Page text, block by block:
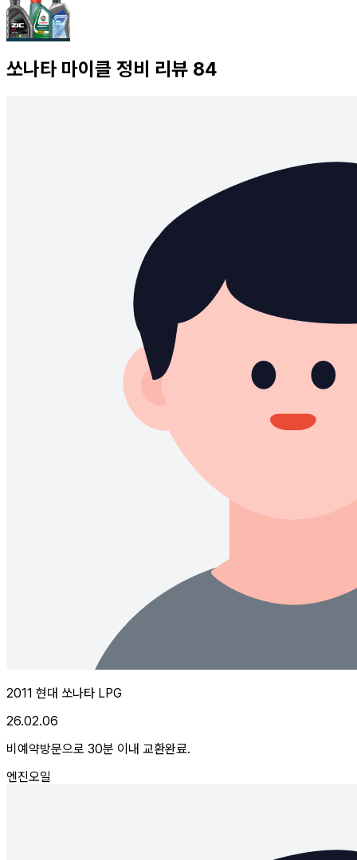
쏘나타 마이클 정비 리뷰 84
2011 현대 쏘나타 LPG
26.02.06
비예약방문으로 30분 이내 교환완료.
엔진오일